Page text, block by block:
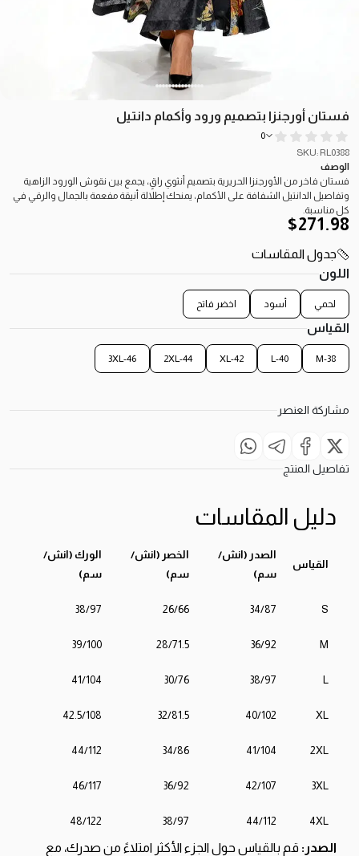
فستان أورجنزا بتصميم ورود وأكمام دانتيل
0
SKU: RL0388
الوصف
فستان فاخر من الأورجنزا الحريرية بتصميم أنثوي راقٍ، يجمع بين نقوش الورود الزاهية
وتفاصيل الدانتيل الشفافة على الأكمام، يمنحك إطلالة أنيقة مفعمة بالجمال والرقي في
كل مناسبة.
271.98
$
جدول المقاسات
اللون
لحمي أسود اخضر فاتح
القياس
M-38
L-40
XL-42
2XL-44
3XL-46
مشاركة العنصر
تفاصيل المنتج
دليل المقاسات
القياس
الصدر (انش/
سم)
الخصر (انش/
سم)
الورك (انش/
سم)
S
34/87
26/66
38/97
M
36/92
28/71.5
39/100
L
38/97
30/76
41/104
XL
40/102
32/81.5
42.5/108
2XL
41/104
34/86
44/112
3XL
42/107
36/92
46/117
4XL
44/112
38/97
48/122
الصدر: قم بالقياس حول الجزء الأكثر امتلاءً من صدرك، مع